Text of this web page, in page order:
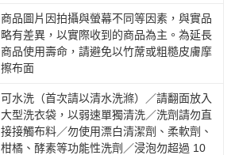
商品圖片因拍攝與螢幕不同等因素，與實品
略有差異，以實際收到的商品為主。為延長
商品使用壽命，請避免以竹蓆或粗糙皮膚摩
擦布面
可水洗（首次請以清水洗滌）／請翻面放入
大型洗衣袋，以弱速單獨清洗／洗劑請勿直
接接觸布料／勿使用漂白清潔劑、柔軟劑、
柑橘、酵素等功能性洗劑／浸泡勿超過 10